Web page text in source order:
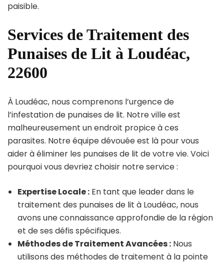
paisible.
Services de Traitement des
Punaises de Lit à Loudéac,
22600
À Loudéac, nous comprenons l’urgence de
l’infestation de punaises de lit. Notre ville est
malheureusement un endroit propice à ces
parasites. Notre équipe dévouée est là pour vous
aider à éliminer les punaises de lit de votre vie. Voici
pourquoi vous devriez choisir notre service :
Expertise Locale : En tant que leader dans le
traitement des punaises de lit à Loudéac, nous
avons une connaissance approfondie de la région
et de ses défis spécifiques.
Méthodes de Traitement Avancées : Nous
utilisons des méthodes de traitement à la pointe